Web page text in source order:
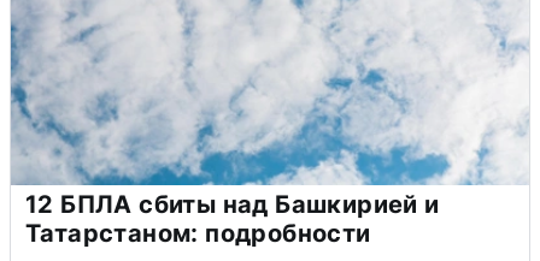
12 БПЛА сбиты над Башкирией и
Татарстаном: подробности